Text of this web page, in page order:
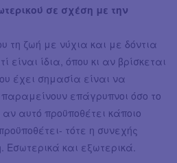
σε σχέση με την
τη ζωή με νύχια και με δόντια
είναι ίδια, όπου κι αν βρίσκεται
έχει σημασία είναι να
επάγρυπνοι όσο το
αυτό προϋποθέτει κάποιο
τότε η συνεχής
Εσωτερικά και εξωτερικά.